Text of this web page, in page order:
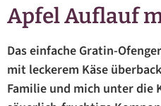
Apfel Auflauf
Das einfache Gratin-
mit leckerem Käse
Familie und mich unter die